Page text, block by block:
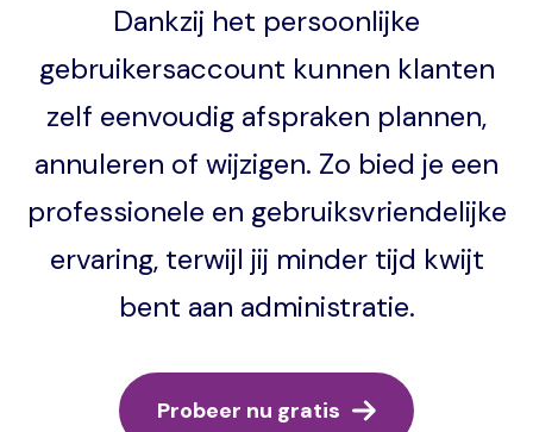
Dankzij het persoonlijke
gebruikersaccount kunnen klanten
zelf eenvoudig afspraken plannen,
annuleren of wijzigen. Zo bied je een
professionele en gebruiksvriendelijke
ervaring, terwijl jij minder tijd kwijt
bent aan administratie.
Probeer nu gratis